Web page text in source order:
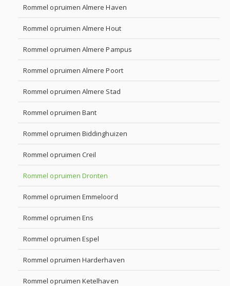
Rommel opruimen Almere Haven
Rommel opruimen Almere Hout
Rommel opruimen Almere Pampus
Rommel opruimen Almere Poort
Rommel opruimen Almere Stad
Rommel opruimen Bant
Rommel opruimen Biddinghuizen
Rommel opruimen Creil
Rommel opruimen Dronten
Rommel opruimen Emmeloord
Rommel opruimen Ens
Rommel opruimen Espel
Rommel opruimen Harderhaven
Rommel opruimen Ketelhaven